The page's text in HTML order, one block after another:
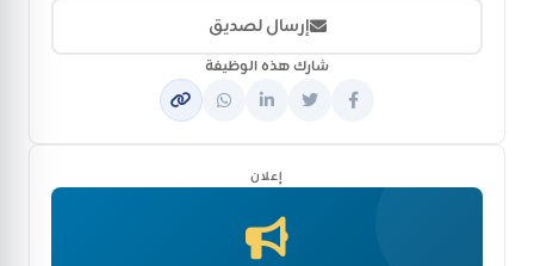
إرسال لصديق
شارك هذه الوظيفة
إعلان